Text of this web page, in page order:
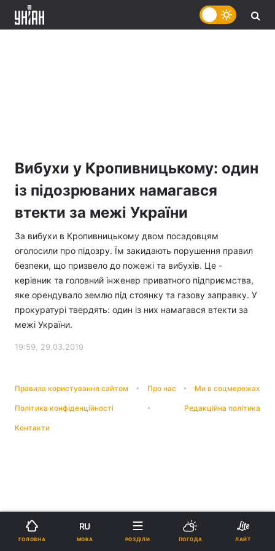
Вибухи у Кропивницькому: один
із підозрюваних намагався
втекти за межі України
За вибухи в Кропивницькому двом посадовцям
оголосили про підозру. Їм закидають порушення правил
безпеки, що призвело до пожежі та вибухів. Це -
керівник та головний інженер приватного підприємства,
яке орендувало землю під стоянку та газову заправку. У
прокуратурі твердять: один із них намагався втекти за
межі України.
19:59, 29.03.2019
Правила користування сайтом Про нас Ми в соцмережах
Політика конфіденційності Редакційна політика
Контакти
ГОЛОВНА
RU
МОВА РОЗДІЛИ ПОГОДА ЛАЙТ